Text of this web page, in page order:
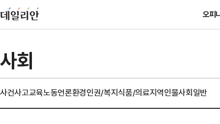
오피
사회
사건사고교육노동언론환경인권/복지식품/의료지역인물사회일반